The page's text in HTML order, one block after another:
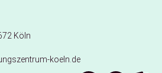
Köln
koeln.de